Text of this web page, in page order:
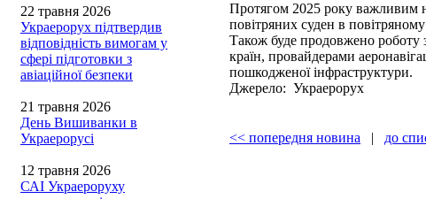
22 травня 2026
Украерорух підтвердив
відповідність вимогам у
сфері підготовки з
авіаційної безпеки
21 травня 2026
День Вишиванки в
Украерорусі
12 травня 2026
САІ Украероруху
Протягом 2025 року важливим
повітряних суден в
Також буде продовжено роботу
країн, провайдерами
пошкодженої інфраструктури.
Джерело: Украерорух
<< попередня новина | до